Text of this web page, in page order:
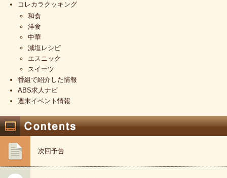
コレカラクッキング
和食
洋食
中華
減塩レシピ
エスニック
スイーツ
番組で紹介した情報
ABS求人ナビ
週末イベント情報
次回予告